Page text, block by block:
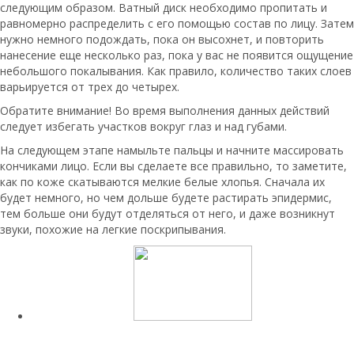
следующим образом. Ватный диск необходимо пропитать и
равномерно распределить с его помощью состав по лицу. Затем
нужно немного подождать, пока он высохнет, и повторить
нанесение еще несколько раз, пока у вас не появится ощущение
небольшого покалывания. Как правило, количество таких слоев
варьируется от трех до четырех.
Обратите внимание! Во время выполнения данных действий
следует избегать участков вокруг глаз и над губами.
На следующем этапе намыльте пальцы и начните массировать
кончиками лицо. Если вы сделаете все правильно, то заметите,
как по коже скатываются мелкие белые хлопья. Сначала их
будет немного, но чем дольше будете растирать эпидермис,
тем больше они будут отделяться от него, и даже возникнут
звуки, похожие на легкие поскрипывания.